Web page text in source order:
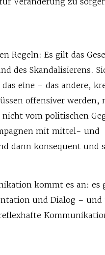
Regeln: Es gilt das
des Skandalisierens.
eine – das andere,
offensiver werden,
vom politischen
mit mittel- und
dann konsequent und
kommt es an: es
und Dialog – und